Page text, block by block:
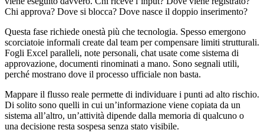
Chi approva? Dove si blocca? Dove nasce il doppio inserimento?
Questa fase richiede onestà più che tecnologia. Spesso emergono
scorciatoie informali create dal team per compensare limiti strutturali.
Fogli Excel paralleli, note personali, chat usate come sistema di
approvazione, documenti rinominati a mano. Sono segnali utili,
perché mostrano dove il processo ufficiale non basta.
Mappare il flusso reale permette di individuare i punti ad alto rischio.
Di solito sono quelli in cui un’informazione viene copiata da un
sistema all’altro, un’attività dipende dalla memoria di qualcuno o
una decisione resta sospesa senza stato visibile.